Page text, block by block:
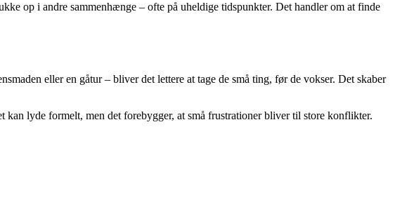
op i andre sammenhænge – ofte på uheldige tidspunkter. Det handler om at finde
eller en gåtur – bliver det lettere at tage de små ting, før de vokser. Det skaber
lyde formelt, men det forebygger, at små frustrationer bliver til store konflikter.